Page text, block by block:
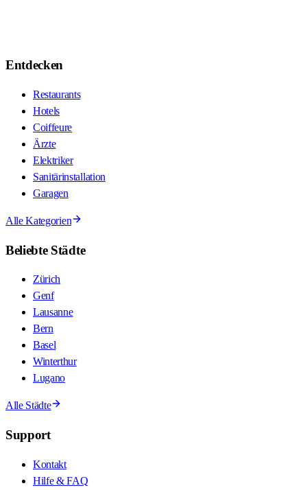
Entdecken
Restaurants
Hotels
Coiffeure
Ärzte
Elektriker
Sanitärinstallation
Garagen
Alle Kategorien
Beliebte Städte
Zürich
Genf
Lausanne
Bern
Basel
Winterthur
Lugano
Alle Städte
Support
Kontakt
Hilfe & FAQ